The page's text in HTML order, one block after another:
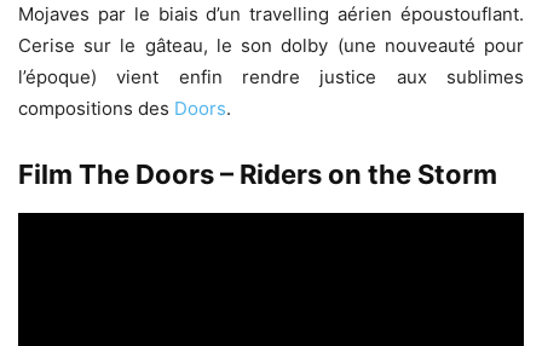
Mojaves par le biais d’un travelling aérien époustouflant.
Cerise sur le gâteau, le son dolby (une nouveauté pour
l’époque) vient enfin rendre justice aux sublimes
compositions des Doors.
Film The Doors – Riders on the Storm